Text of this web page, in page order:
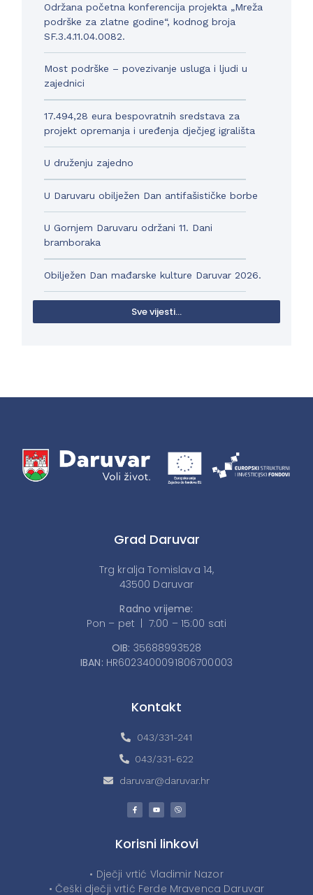
Održana početna konferencija projekta „Mreža
podrške za zlatne godine“, kodnog broja
SF.3.4.11.04.0082.
Most podrške – povezivanje usluga i ljudi u
zajednici
17.494,28 eura bespovratnih sredstava za
projekt opremanja i uređenja dječjeg igrališta
U druženju zajedno
U Daruvaru obilježen Dan antifašističke borbe
U Gornjem Daruvaru održani 11. Dani
bramboraka
Obilježen Dan mađarske kulture Daruvar 2026.
Sve vijesti...
Grad Daruvar
Trg kralja Tomislava 14,
43500 Daruvar
Radno vrijeme:
Pon – pet | 7:00 – 15:00 sati
OIB: 35688993528
IBAN: HR6023400091806700003
Kontakt
043/331-241
043/331-622
daruvar@daruvar.hr
Korisni linkovi
• Dječji vrtić Vladimir Nazor
• Češki dječji vrtić Ferde Mravenca Daruvar